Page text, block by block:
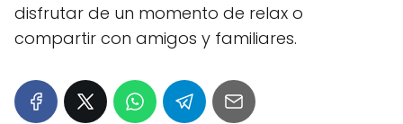
disfrutar de un momento de relax o
compartir con amigos y familiares.